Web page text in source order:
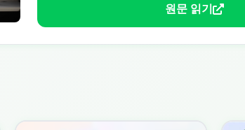
원문 읽기